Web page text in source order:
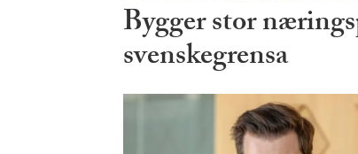
Bygger stor
svenskegrensa